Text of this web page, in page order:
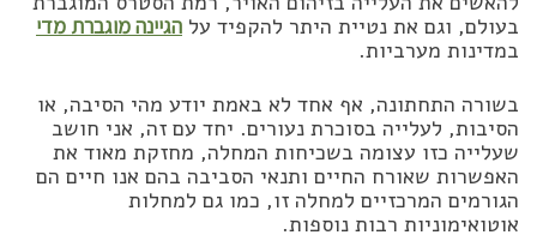
בעולם, וגם את נטיית היתר להקפיד על הגיינה מוגברת מדי
במדינות מערביות.
בשורה התחתונה, אף אחד לא באמת יודע מהי הסיבה, או
הסיבות, לעלייה בסוכרת נעורים. יחד עם זה, אני חושב
שעלייה כזו עצומה בשכיחות המחלה, מחזקת מאוד את
האפשרות שאורח החיים ותנאי הסביבה בהם אנו חיים הם
הגורמים המרכזיים למחלה זו, כמו גם למחלות
אוטואימוניות רבות נוספות.